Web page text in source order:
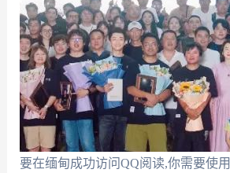
要在缅甸成功访问QQ阅读,你需要使